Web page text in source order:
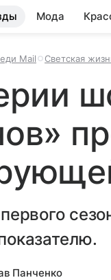
Мода
Mail Светская
Панченко